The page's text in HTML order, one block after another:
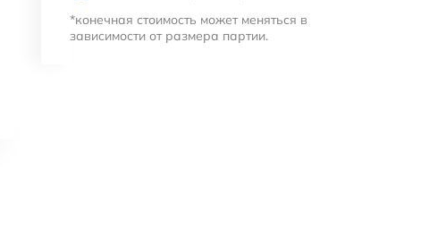
*конечная стоимость может меняться в
зависимости от размера партии.